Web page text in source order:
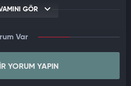
GÖR
Var
YORUM YAPIN